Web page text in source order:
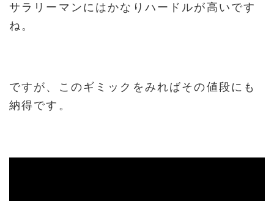
サラリーマンにはかなりハードルが高いです
ね。
ですが、このギミックをみればその値段にも
納得です。